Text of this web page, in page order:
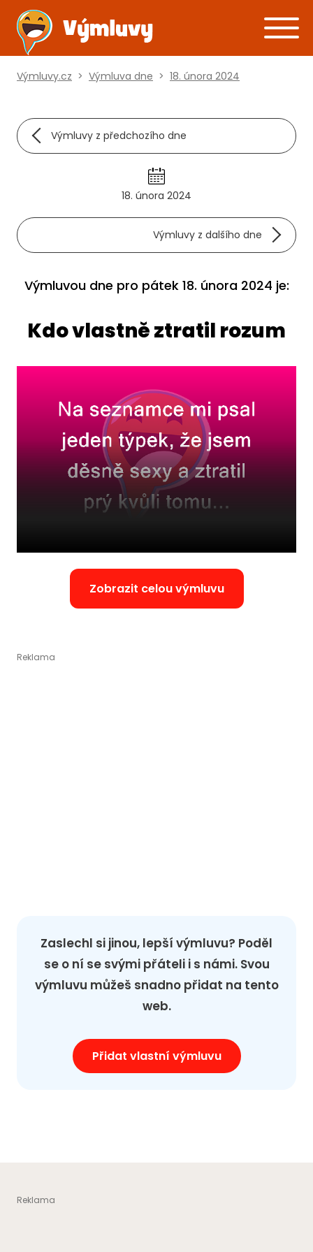
Výmluvy.cz > Výmluva dne > 18. února 2024
Výmluvy z předchozího dne
18. února 2024
Výmluvy z dalšího dne
Výmluvou dne pro pátek 18. února 2024 je:
Kdo vlastně ztratil rozum
Zobrazit celou výmluvu
Zaslechl si jinou, lepší výmluvu? Poděl
se o ní se svými přáteli i s námi. Svou
výmluvu můžeš snadno přidat na tento
web.
Přidat vlastní výmluvu